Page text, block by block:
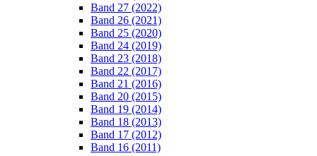
Band 27 (2022)
Band 26 (2021)
Band 25 (2020)
Band 24 (2019)
Band 23 (2018)
Band 22 (2017)
Band 21 (2016)
Band 20 (2015)
Band 19 (2014)
Band 18 (2013)
Band 17 (2012)
Band 16 (2011)